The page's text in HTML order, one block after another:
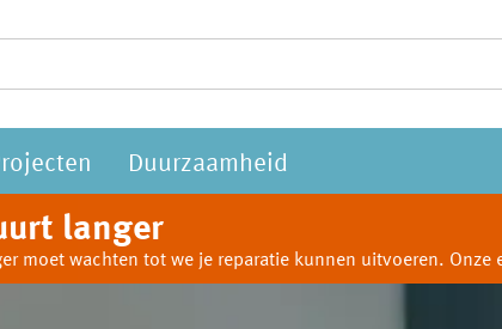
Duurzaamheid
langer
moet wachten tot we je reparatie kunnen uitvoeren. Onze